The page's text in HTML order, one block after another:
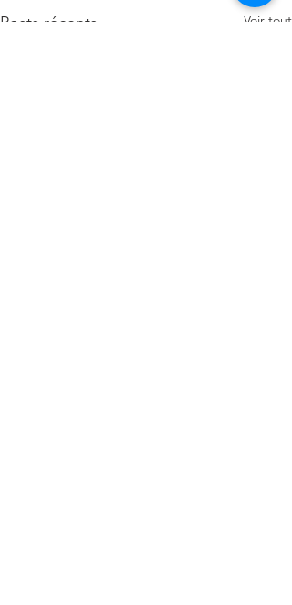
Posts récents Voir tout